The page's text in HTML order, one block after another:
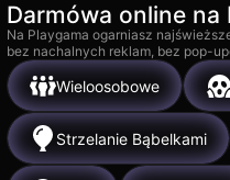
Darmówa online na
Na Playgama ogarniasz
bez nachalnych reklam, bez pop-
Wieloosobowe
Strzelanie Bąbelkami